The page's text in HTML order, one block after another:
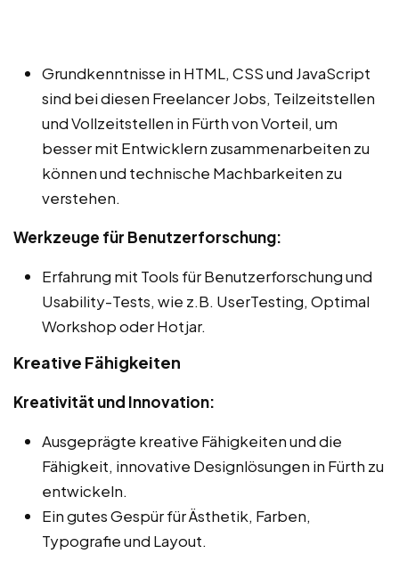
Grundkenntnisse in HTML, CSS und JavaScript
sind bei diesen Freelancer Jobs, Teilzeitstellen
und Vollzeitstellen in Fürth von Vorteil, um
besser mit Entwicklern zusammenarbeiten zu
können und technische Machbarkeiten zu
verstehen.
Werkzeuge für Benutzerforschung:
Erfahrung mit Tools für Benutzerforschung und
Usability-Tests, wie z.B. UserTesting, Optimal
Workshop oder Hotjar.
Kreative Fähigkeiten
Kreativität und Innovation:
Ausgeprägte kreative Fähigkeiten und die
Fähigkeit, innovative Designlösungen in Fürth zu
entwickeln.
Ein gutes Gespür für Ästhetik, Farben,
Typografie und Layout.